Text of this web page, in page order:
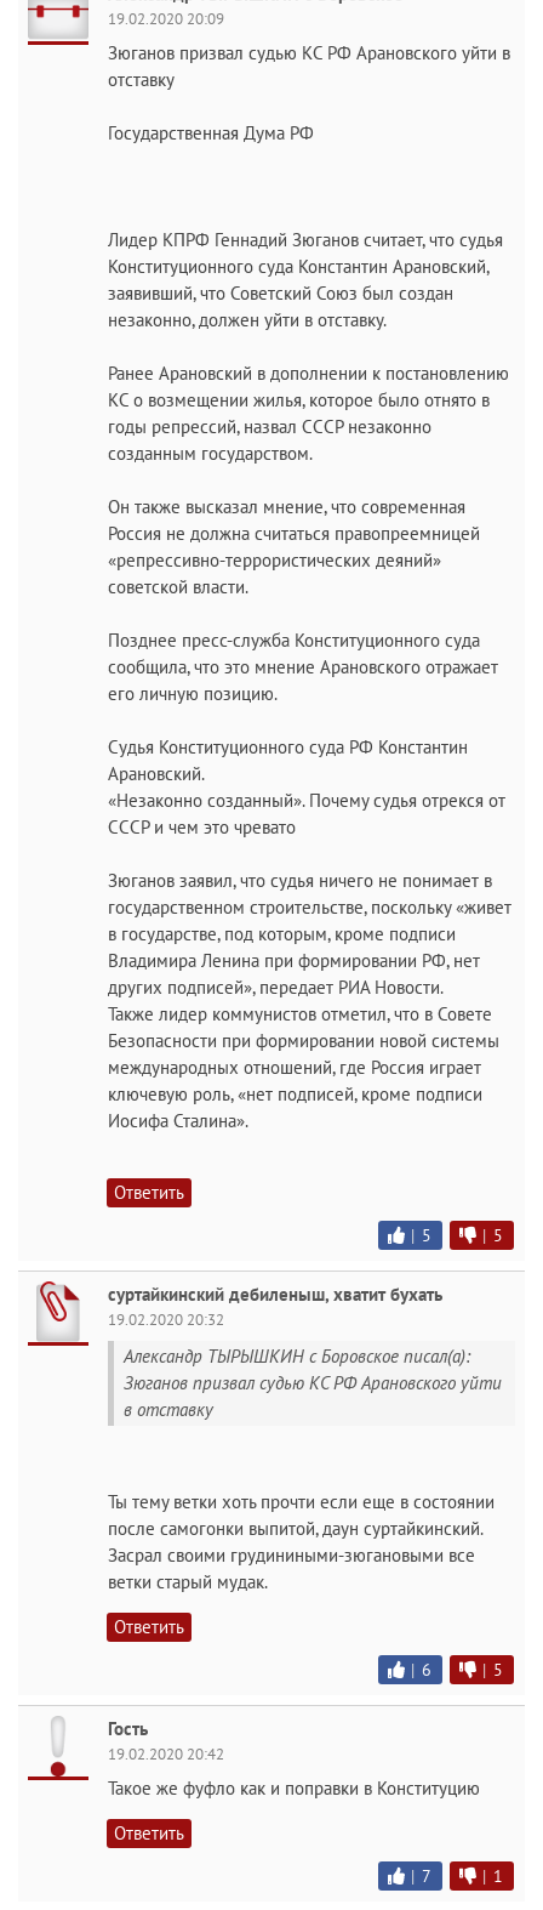
19.02.2020 20:09
Зюганов призвал судью КС РФ Арановского уйти в
отставку
Государственная Дума РФ
Лидер КПРФ Геннадий Зюганов считает, что судья
Конституционного суда Константин Арановский,
заявивший, что Советский Союз был создан
незаконно, должен уйти в отставку.
Ранее Арановский в дополнении к постановлению
КС о возмещении жилья, которое было отнято в
годы репрессий, назвал СССР незаконно
созданным государством.
Он также высказал мнение, что современная
Россия не должна считаться правопреемницей
«репрессивно-террористических деяний»
советской власти.
Позднее пресс-служба Конституционного суда
сообщила, что это мнение Арановского отражает
его личную позицию.
Судья Конституционного суда РФ Константин
Арановский.
«Незаконно созданный». Почему судья отрекся от
СССР и чем это чревато
Зюганов заявил, что судья ничего не понимает в
государственном строительстве, поскольку «живет
в государстве, под которым, кроме подписи
Владимира Ленина при формировании РФ, нет
других подписей», передает РИА Новости.
Также лидер коммунистов отметил, что в Совете
Безопасности при формировании новой системы
международных отношений, где Россия играет
ключевую роль, «нет подписей, кроме подписи
Иосифа Сталина».
Ответить
| 5 | 5
суртайкинский дебиленыш, хватит бухать
19.02.2020 20:32
Александр ТЫРЫШКИН с Боровское писал(а):
Зюганов призвал судью КС РФ Арановского уйти
в отставку
Ты тему ветки хоть прочти если еще в состоянии
после самогонки выпитой, даун суртайкинский.
Засрал своими грудиниными-зюгановыми все
ветки старый мудак.
Ответить
| 6 | 5
Гость
19.02.2020 20:42
Такое же фуфло как и поправки в Конституцию
Ответить
| 7 | 1